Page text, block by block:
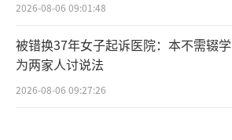
2026-08-06 09:01:48
被错换37年女子起诉医院：本不需辍学
为两家人讨说法
2026-08-06 09:27:26